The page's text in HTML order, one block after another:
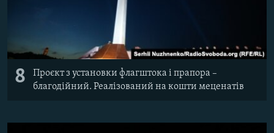
8
Проєкт з установки флагштока і прапора –
благодійний. Реалізований на кошти меценатів